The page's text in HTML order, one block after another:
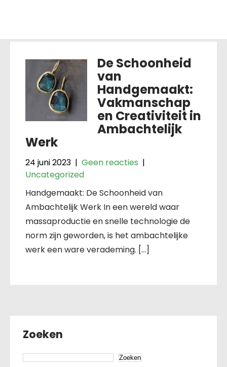
De Schoonheid
van
Handgemaakt:
Vakmanschap
en Creativiteit in
Ambachtelijk
Werk
24 juni 2023 | Geen reacties |
Uncategorized
Handgemaakt: De Schoonheid van
Ambachtelijk Werk In een wereld waar
massaproductie en snelle technologie de
norm zijn geworden, is het ambachtelijke
werk een ware verademing. […]
Zoeken
Zoeken